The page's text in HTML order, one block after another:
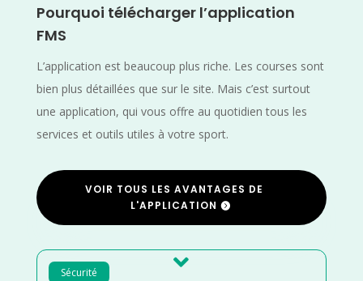
Pourquoi télécharger l’application
FMS
L’application est beaucoup plus riche. Les courses sont
bien plus détaillées que sur le site. Mais c’est surtout
une application, qui vous offre au quotidien tous les
services et outils utiles à votre sport.
VOIR TOUS LES AVANTAGES DE
L'APPLICATION
Sécurité 